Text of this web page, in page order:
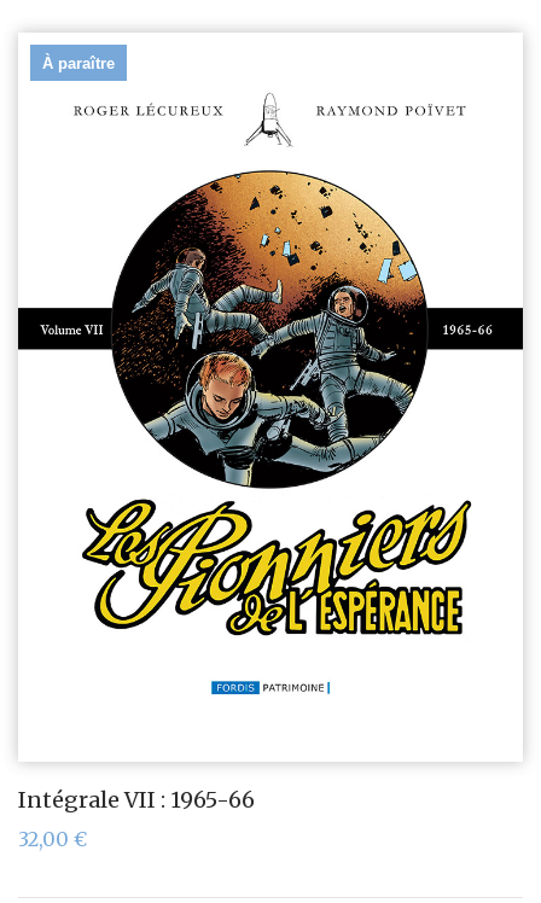
À paraître
Intégrale VII : 1965-66
32,00 €